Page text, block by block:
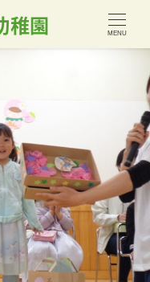
稚園 MENU